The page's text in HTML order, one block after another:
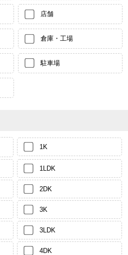
店舗
倉庫・工場
駐車場
1K
1LDK
2DK
3K
3LDK
4DK